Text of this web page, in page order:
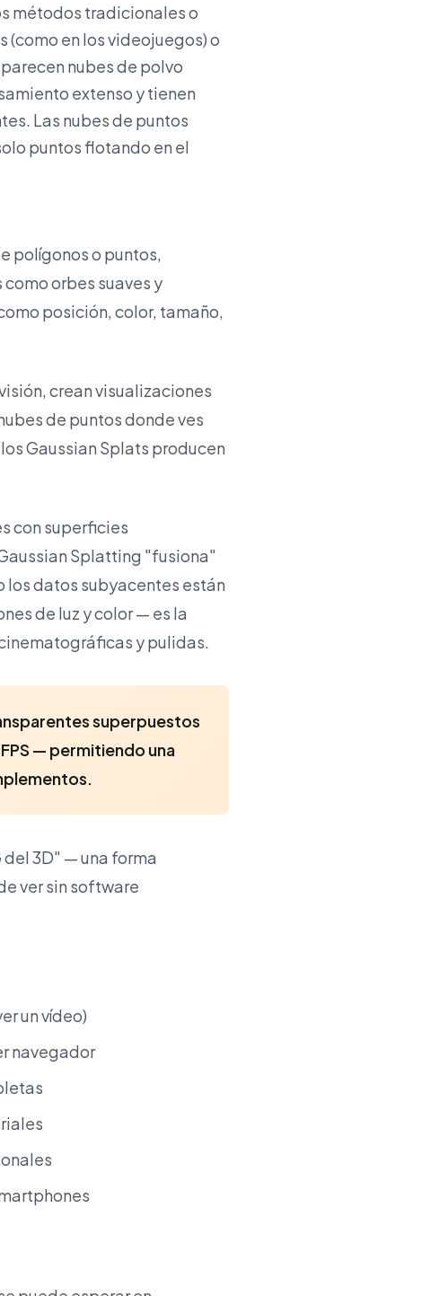
métodos tradicionales o
(como en los videojuegos) o
nubes de polvo
extenso y tienen
Las nubes de puntos
puntos flotando en el
polígonos o puntos,
orbes suaves y
posición, color, tamaño,
crean visualizaciones
de puntos donde ves
Gaussian Splats producen
con superficies
Splatting "fusiona"
los datos subyacentes están
de luz y color — es la
y pulidas.
superpuestos
— permitiendo una
3D" — una forma
ver sin software
un vídeo)
navegador